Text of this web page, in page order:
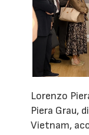
Lorenzo
Piera Grau,
Vietnam,